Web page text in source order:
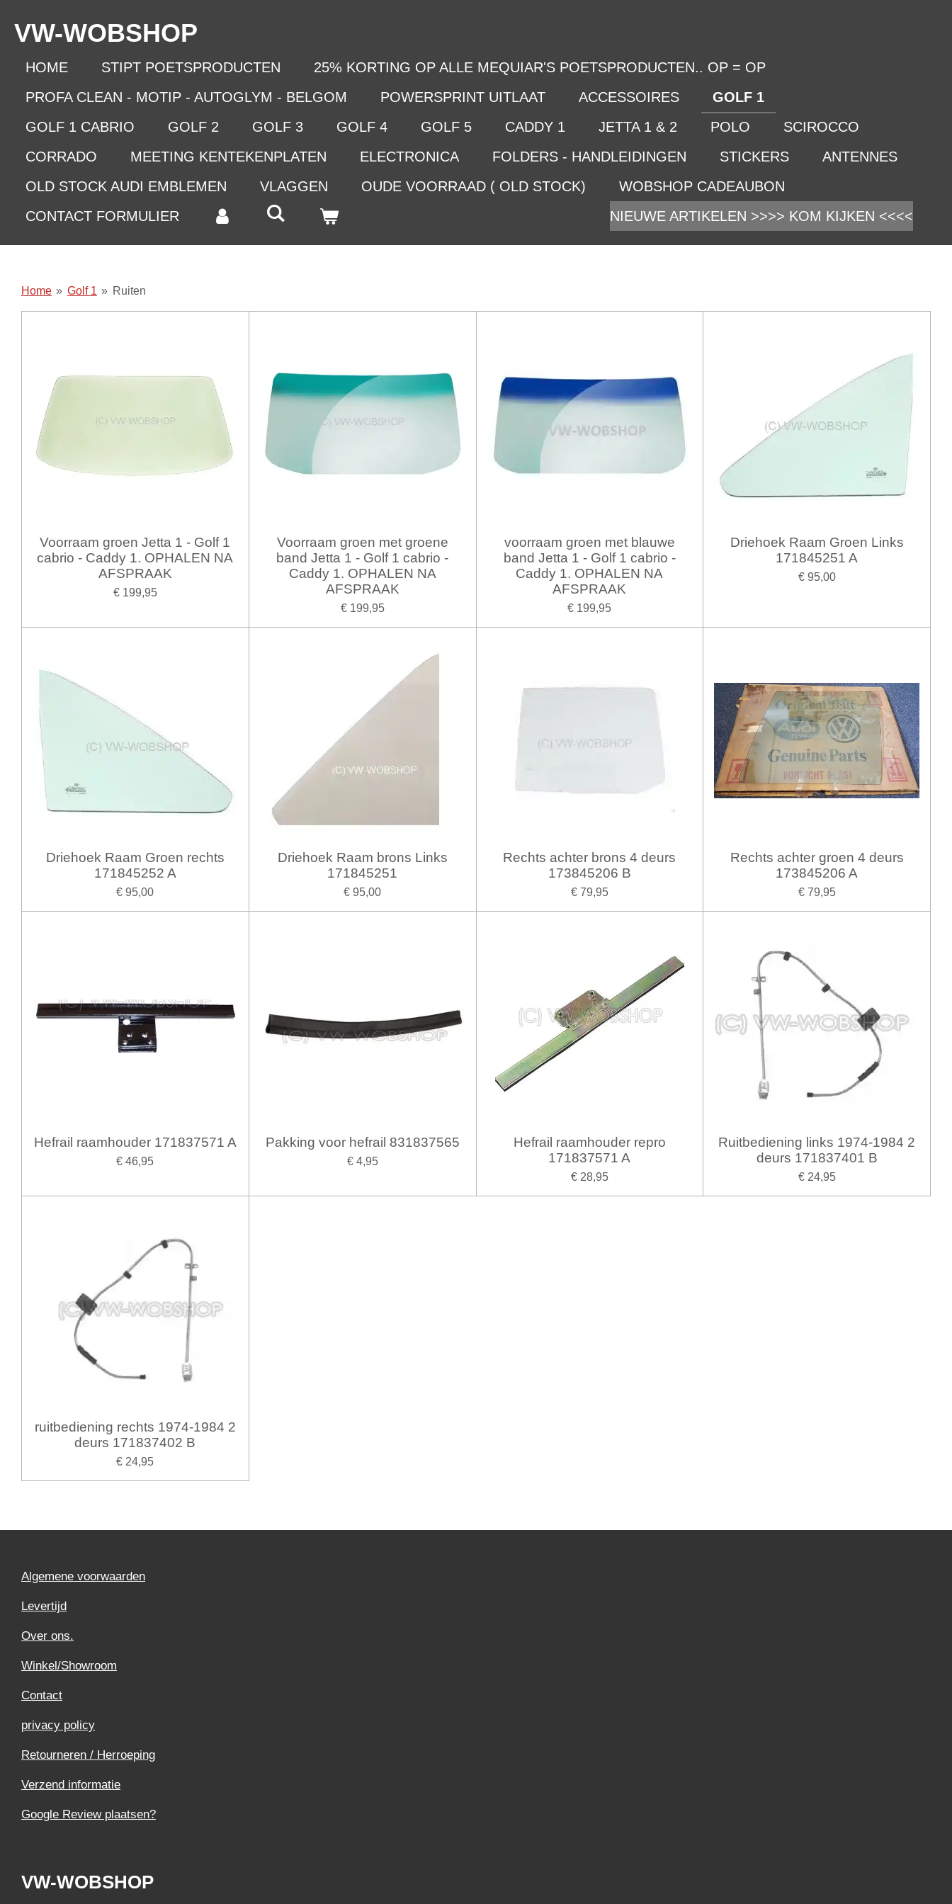
direct
VW-WOBSHOP
HOME STIPT POETSPRODUCTEN
25% KORTING OP ALLE MEQUIAR'S POETSPRODUCTEN.. OP = OP
PROFA CLEAN - MOTIP - AUTOGLYM - BELGOM
POWERSPRINT UITLAAT ACCESSOIRES
GOLF 1
GOLF 1 CABRIO
GOLF 2 GOLF 3 GOLF 4 GOLF 5 CADDY 1 JETTA 1 & 2 POLO
SCIROCCO
CORRADO
MEETING KENTEKENPLATEN ELECTRONICA FOLDERS - HANDLEIDINGEN STICKERS
ANTENNES
OLD STOCK AUDI EMBLEMEN
VLAGGEN OUDE VOORRAAD ( OLD STOCK)
WOBSHOP CADEAUBON
CONTACT FORMULIER
NIEUWE ARTIKELEN >>>> KOM KIJKEN <<<<
Home » Golf 1 » Ruiten
Voorraam groen Jetta 1 - Golf 1
cabrio - Caddy 1. OPHALEN NA
AFSPRAAK
€ 199,95
Voorraam groen met groene
band Jetta 1 - Golf 1 cabrio -
Caddy 1. OPHALEN NA
AFSPRAAK
€ 199,95
voorraam groen met blauwe
band Jetta 1 - Golf 1 cabrio -
Caddy 1. OPHALEN NA
AFSPRAAK
€ 199,95
Driehoek Raam Groen Links
171845251 A
€ 95,00
Driehoek Raam Groen rechts
171845252 A
€ 95,00
Driehoek Raam brons Links
171845251
€ 95,00
Rechts achter brons 4 deurs
173845206 B
€ 79,95
Rechts achter groen 4 deurs
173845206 A
€ 79,95
Hefrail raamhouder 171837571 A
€ 46,95
Pakking voor hefrail 831837565
€ 4,95
Hefrail raamhouder repro
171837571 A
€ 28,95
Ruitbediening links 1974-1984 2
deurs 171837401 B
€ 24,95
ruitbediening rechts 1974-1984 2
deurs 171837402 B
€ 24,95
Algemene voorwaarden
Levertijd
Over ons.
Winkel/Showroom
Contact
privacy policy
Retourneren / Herroeping
Verzend informatie
Google Review plaatsen?
VW-WOBSHOP